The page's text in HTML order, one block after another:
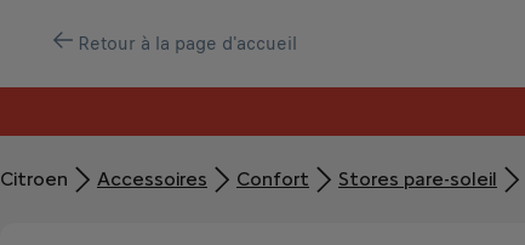
Retour à la page d'accueil
Citroen Accessoires Confort Stores pare-soleil